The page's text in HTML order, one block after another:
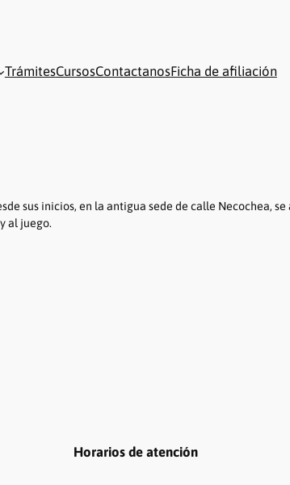
TrámitesCursosContactanosFicha de afiliación
sus inicios, en la antigua sede de calle Necochea,
al juego.
Horarios de atención